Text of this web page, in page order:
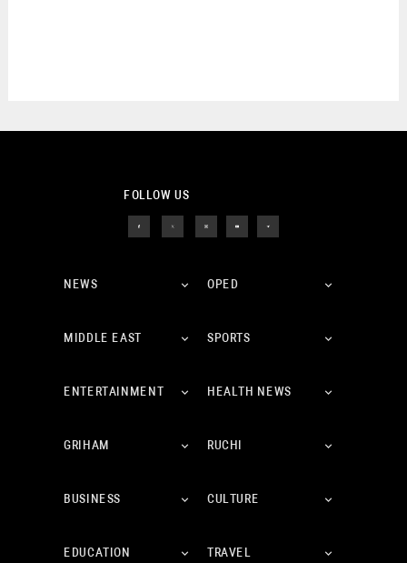
FOLLOW US
NEWS OPED
MIDDLE EAST SPORTS
ENTERTAINMENT HEALTH NEWS
GRIHAM RUCHI
BUSINESS CULTURE
EDUCATION TRAVEL